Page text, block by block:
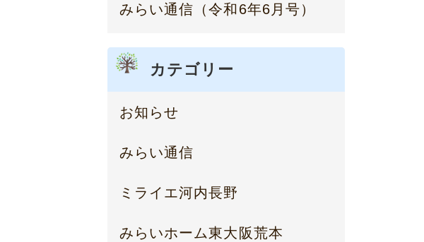
みらい通信（令和6年6月号）
カテゴリー
お知らせ
みらい通信
ミライエ河内長野
みらいホーム東大阪荒本